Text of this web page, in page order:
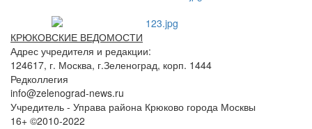
КРЮКОВСКИЕ ВЕДОМОСТИ
Адрес учредителя и редакции:
124617, г. Москва, г.Зеленоград, корп. 1444
Редколлегия
info@zelenograd-news.ru
Учредитель - Управа района Крюково города Москвы
16+ ©2010-2022